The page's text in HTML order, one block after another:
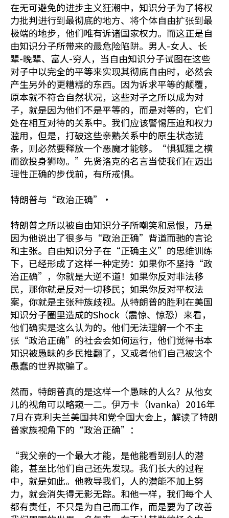
在无可避免的进步主义狂潮中，知识分子为了将权
力批判进行到最彻底的地方、将个体自由扩张到最
极端的地步，他们唯有诉诸国家权力。而这正是自
由知识分子所带来的最危险陷阱。男人-女人、长
辈-晚辈、富人-穷人，当自由知识分子试图在这些
对子中以完全的平等来实现其彻底自由时，必然会
产生另外的更糟糕的东西。因为诉求平等的颠覆，
原本就不符合自然状况，这些对子之所以成为对
子，就是因为他们不是平等的，而是对等的，它们
处在相互对待的关系中。我们应该警惕压迫和权力
滥用，但是，打破这些亲熟关系中的原生状态链
条，则必然要释放一个恶魔才能够。“惧狐狸之横
而欲投身狮吻。”先贤洛克的名言当使我们在迈出
理性正确的步伐前，有所戒惧。
特朗普与“政治正确”·
特朗普之所以被自由知识分子所嘲笑和忌恨，乃是
因为他说出了很多与“政治正确”背道而驰的言论
和主张。自由知识分子在“正确主义”的思维训练
下，已经形成了这样一种定势：如果你不坚持“政
治正确”，你就是大逆不道！如果你反对非法移
民，那你就是反对一切移民；如果你反对平权法
案，你就是主张种族歧视。从特朗普的胜利在美国
知识分子圈里造成的Shock（震惊、惊恐）来看，
他们确实是这么认为的。他们无法理解一个不主
张“政治正确”的社会会如何运行，他们觉得书本
知识被愚昧的乡民推翻了，又或者他们自己被这个
愚蠢的世界欺骗了。
然而，特朗普真的是这样一个愚昧的人么？从他女
儿的视角可以略窥一二。伊万卡（Ivanka）2016年
7月在克利夫兰美国共和党全国大会上，解读了特朗
普家族视角下的“政治正确”：
“我父亲的一个最大才能，是他能看到别人的潜
能，甚至比他们自己还先发现。我们长大的过程
中，就是如此。他教导我们，人的潜能不加上努
力，就会消失得无影无踪。和他一样，我们每个人
都有责任，不只是为自己而工作，而是要为了改善